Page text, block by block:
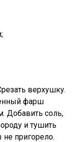
верхушку.
фарш
Добавить соль,
и тушить
не пригорело.